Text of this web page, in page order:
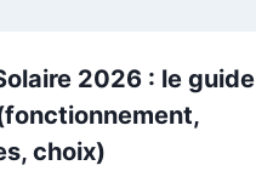
2026 : le guide
choix)